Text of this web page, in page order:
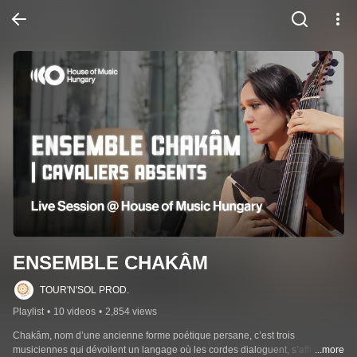
ENSEMBLE CHAKÂM
TOUR'N'SOL PROD.
Playlist • 10 videos • 2,854 views
Chakâm, nom d’une ancienne forme poétique persane, c’est trois
musiciennes qui dévoilent un langage où les cordes dialoguent, s’affrontent
...more